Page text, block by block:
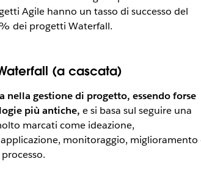
Agile hanno un tasso di successo del
dei progetti Waterfall.
(a cascata)
nella gestione di progetto, essendo forse
più antiche, e si basa sul seguire una
marcati come ideazione,
monitoraggio, miglioramento